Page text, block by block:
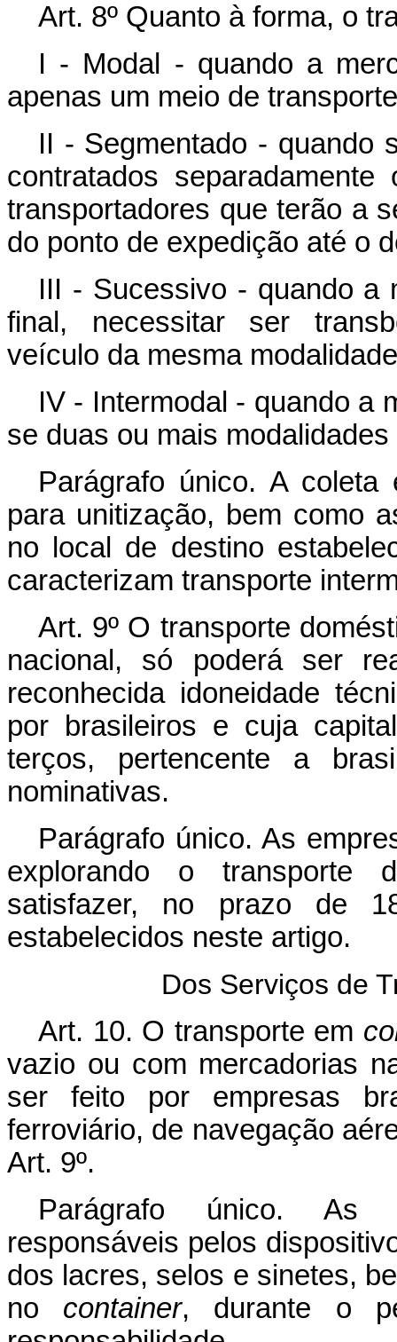
Art. 8º Quanto à forma, o
I - Modal - quando a
apenas um meio de
II - Segmentado - quando
contratados
transportadores que terão a
do ponto de expedição até o
III - Sucessivo - quando a
final, necessitar ser
veículo da mesma
IV - Intermodal - quando a
se duas ou mais
Parágrafo único. A
para unitização, bem como
no local de destino
caracterizam transporte
Art. 9º O transporte
nacional, só poderá ser
reconhecida idoneidade
por brasileiros e cuja
terços, pertencente a
nominativas.
Parágrafo único. As
explorando o transporte
satisfazer, no prazo de
estabelecidos neste artigo.
Dos Serviços de
Art. 10. O transporte em
vazio ou com mercadorias
ser feito por empresas
ferroviário, de navegação
Art. 9º.
Parágrafo único. As
responsáveis pelos
dos lacres, selos e sinetes,
no container, durante o